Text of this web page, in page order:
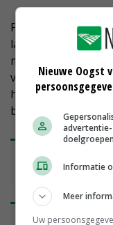
Pijnappels is dat
lastig qua
mestopslag op het
vergroten van het
heel ingewikkeld.
belangrijke rol in
VVD wil
vloeren
Tweede
Nieuwe Oogst
Informatie
Meer
Uw